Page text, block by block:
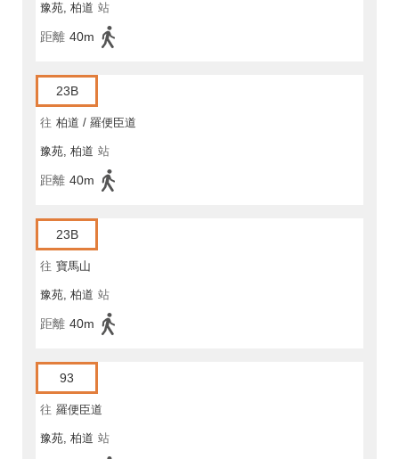
豫苑, 柏道 站
距離 40m
23B
往 柏道 / 羅便臣道
豫苑, 柏道 站
距離 40m
23B
往 寶馬山
豫苑, 柏道 站
距離 40m
93
往 羅便臣道
豫苑, 柏道 站